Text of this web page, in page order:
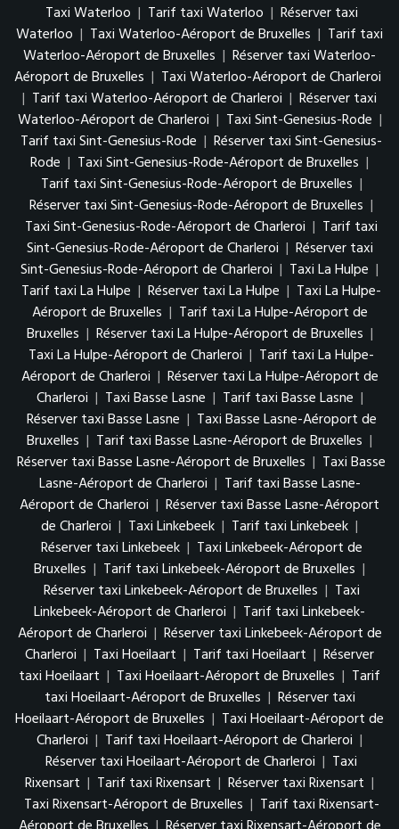
Taxi Waterloo | Tarif taxi Waterloo | Réserver taxi
Waterloo | Taxi Waterloo-Aéroport de Bruxelles | Tarif taxi
Waterloo-Aéroport de Bruxelles | Réserver taxi Waterloo-
Aéroport de Bruxelles | Taxi Waterloo-Aéroport de Charleroi
| Tarif taxi Waterloo-Aéroport de Charleroi | Réserver taxi
Waterloo-Aéroport de Charleroi | Taxi Sint-Genesius-Rode |
Tarif taxi Sint-Genesius-Rode | Réserver taxi Sint-Genesius-
Rode | Taxi Sint-Genesius-Rode-Aéroport de Bruxelles |
Tarif taxi Sint-Genesius-Rode-Aéroport de Bruxelles |
Réserver taxi Sint-Genesius-Rode-Aéroport de Bruxelles |
Taxi Sint-Genesius-Rode-Aéroport de Charleroi | Tarif taxi
Sint-Genesius-Rode-Aéroport de Charleroi | Réserver taxi
Sint-Genesius-Rode-Aéroport de Charleroi | Taxi La Hulpe |
Tarif taxi La Hulpe | Réserver taxi La Hulpe | Taxi La Hulpe-
Aéroport de Bruxelles | Tarif taxi La Hulpe-Aéroport de
Bruxelles | Réserver taxi La Hulpe-Aéroport de Bruxelles |
Taxi La Hulpe-Aéroport de Charleroi | Tarif taxi La Hulpe-
Aéroport de Charleroi | Réserver taxi La Hulpe-Aéroport de
Charleroi | Taxi Basse Lasne | Tarif taxi Basse Lasne |
Réserver taxi Basse Lasne | Taxi Basse Lasne-Aéroport de
Bruxelles | Tarif taxi Basse Lasne-Aéroport de Bruxelles |
Réserver taxi Basse Lasne-Aéroport de Bruxelles | Taxi Basse
Lasne-Aéroport de Charleroi | Tarif taxi Basse Lasne-
Aéroport de Charleroi | Réserver taxi Basse Lasne-Aéroport
de Charleroi | Taxi Linkebeek | Tarif taxi Linkebeek |
Réserver taxi Linkebeek | Taxi Linkebeek-Aéroport de
Bruxelles | Tarif taxi Linkebeek-Aéroport de Bruxelles |
Réserver taxi Linkebeek-Aéroport de Bruxelles | Taxi
Linkebeek-Aéroport de Charleroi | Tarif taxi Linkebeek-
Aéroport de Charleroi | Réserver taxi Linkebeek-Aéroport de
Charleroi | Taxi Hoeilaart | Tarif taxi Hoeilaart | Réserver
taxi Hoeilaart | Taxi Hoeilaart-Aéroport de Bruxelles | Tarif
taxi Hoeilaart-Aéroport de Bruxelles | Réserver taxi
Hoeilaart-Aéroport de Bruxelles | Taxi Hoeilaart-Aéroport de
Charleroi | Tarif taxi Hoeilaart-Aéroport de Charleroi |
Réserver taxi Hoeilaart-Aéroport de Charleroi | Taxi
Rixensart | Tarif taxi Rixensart | Réserver taxi Rixensart |
Taxi Rixensart-Aéroport de Bruxelles | Tarif taxi Rixensart-